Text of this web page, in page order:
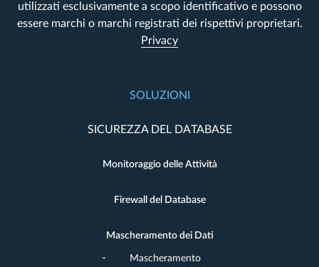
utilizzati esclusivamente a scopo identificativo e possono
essere marchi o marchi registrati dei rispettivi proprietari.
Privacy
SOLUZIONI
SICUREZZA DEL DATABASE
Monitoraggio delle Attività
Firewall del Database
Mascheramento dei Dati
Mascheramento